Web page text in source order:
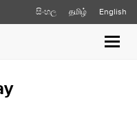
සිංහල தமிழ் English
Toggle